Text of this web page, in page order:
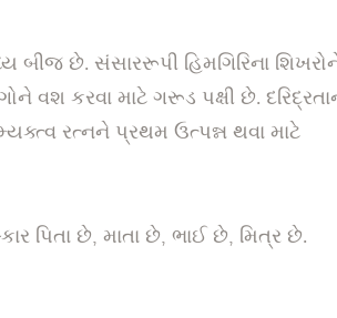
છે. સંસારરૂપી હિમગિરિના
વશ કરવા માટે ગરૂડ પક્ષી છે.
રત્નને પ્રથમ ઉત્પન્ન થવા માટે
પિતા છે, માતા છે, ભાઈ છે, મિત્ર છે.